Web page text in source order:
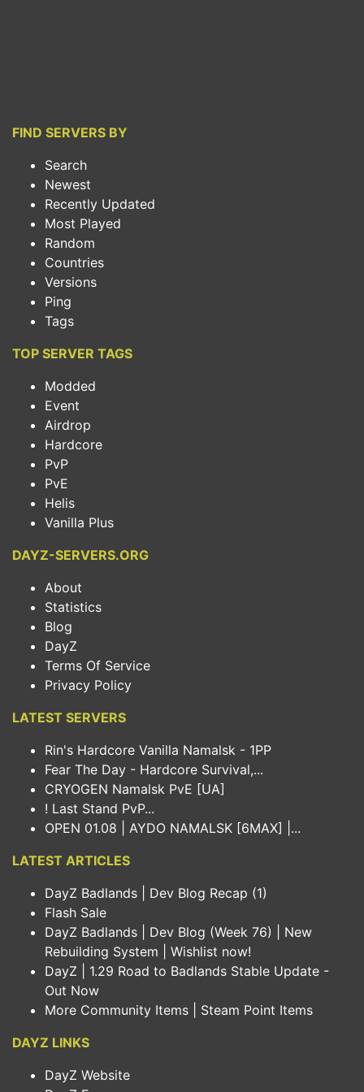
FIND SERVERS BY
Search
Newest
Recently Updated
Most Played
Random
Countries
Versions
Ping
Tags
TOP SERVER TAGS
Modded
Event
Airdrop
Hardcore
PvP
PvE
Helis
Vanilla Plus
DAYZ-SERVERS.ORG
About
Statistics
Blog
DayZ
Terms Of Service
Privacy Policy
LATEST SERVERS
Rin's Hardcore Vanilla Namalsk - 1PP
Fear The Day - Hardcore Survival,...
CRYOGEN Namalsk PvE [UA]
! Last Stand PvP...
OPEN 01.08 | AYDO NAMALSK [6MAX] |...
LATEST ARTICLES
DayZ Badlands | Dev Blog Recap (1)
Flash Sale
DayZ Badlands | Dev Blog (Week 76) | New
Rebuilding System | Wishlist now!
DayZ | 1.29 Road to Badlands Stable Update -
Out Now
More Community Items | Steam Point Items
DAYZ LINKS
DayZ Website